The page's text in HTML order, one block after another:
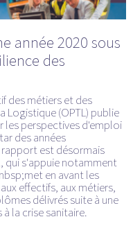
année 2020 sous
des
des métiers et des
Logistique (OPTL) publie
les perspectives d'emploi
des années
est désormais
qui s'appuie notamment
en avant les
effectifs, aux métiers,
délivrés suite à une
la crise sanitaire.